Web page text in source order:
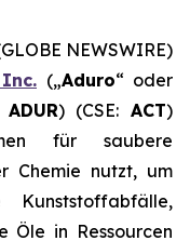
NEWSWIRE)
(„Aduro“ oder
ADUR) (CSE: ACT)
für saubere
Chemie nutzt, um
Öle in Ressourcen